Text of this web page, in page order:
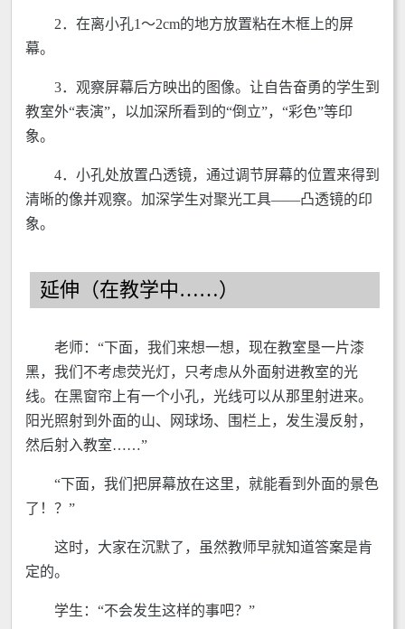
2．在离小孔1～2cm的地方放置粘在木框上的屏
幕。
3．观察屏幕后方映出的图像。让自告奋勇的学生到
教室外“表演”，以加深所看到的“倒立”，“彩色”等印
象。
4．小孔处放置凸透镜，通过调节屏幕的位置来得到
清晰的像并观察。加深学生对聚光工具——凸透镜的印
象。
延伸（在教学中……）
老师：“下面，我们来想一想，现在教室垦一片漆
黑，我们不考虑荧光灯，只考虑从外面射进教室的光
线。在黑窗帘上有一个小孔，光线可以从那里射进来。
阳光照射到外面的山、网球场、围栏上，发生漫反射，
然后射入教室……”
“下面，我们把屏幕放在这里，就能看到外面的景色
了！？”
这时，大家在沉默了，虽然教师早就知道答案是肯
定的。
学生：“不会发生这样的事吧？”